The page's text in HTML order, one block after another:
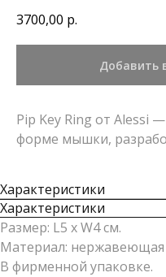
3700,00 р.
Добавить
Pip Key Ring от Alessi
форме мышки,
Характеристики
Характеристики
Размер: L5 х W4 см.
Материал: нержавеющая
В фирменной упаковке.